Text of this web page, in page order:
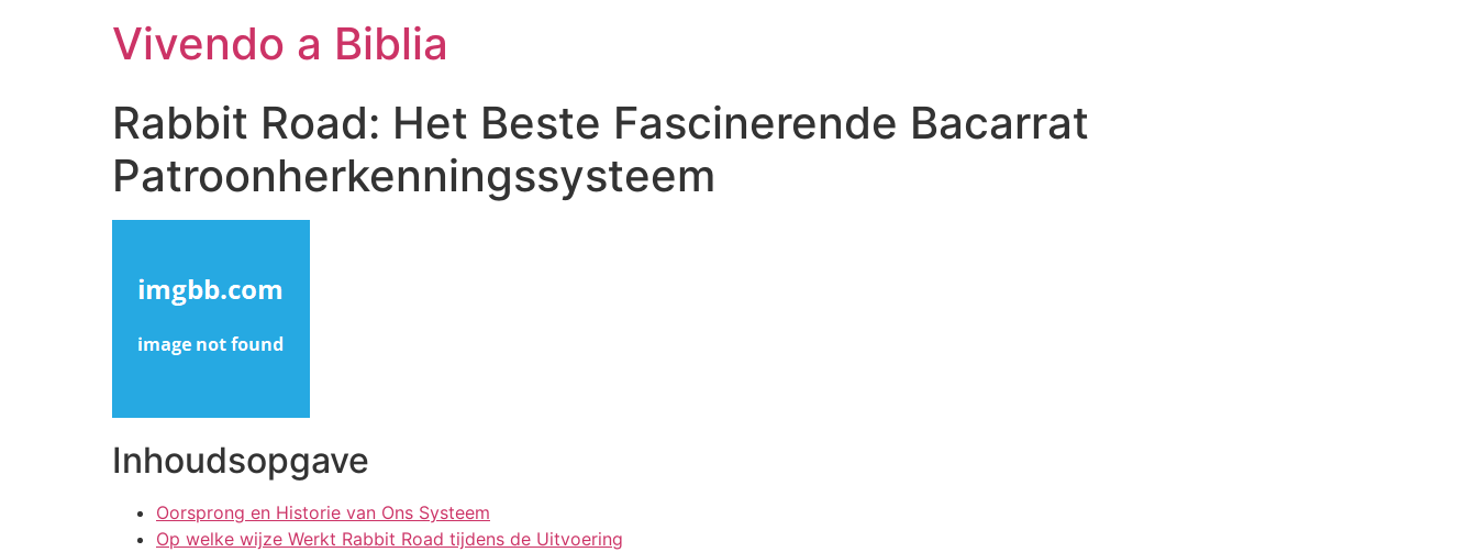
Vivendo a Biblia
Rabbit Road: Het Beste Fascinerende Bacarrat
Patroonherkenningssysteem
Inhoudsopgave
Oorsprong en Historie van Ons Systeem
Op welke wijze Werkt Rabbit Road tijdens de Uitvoering